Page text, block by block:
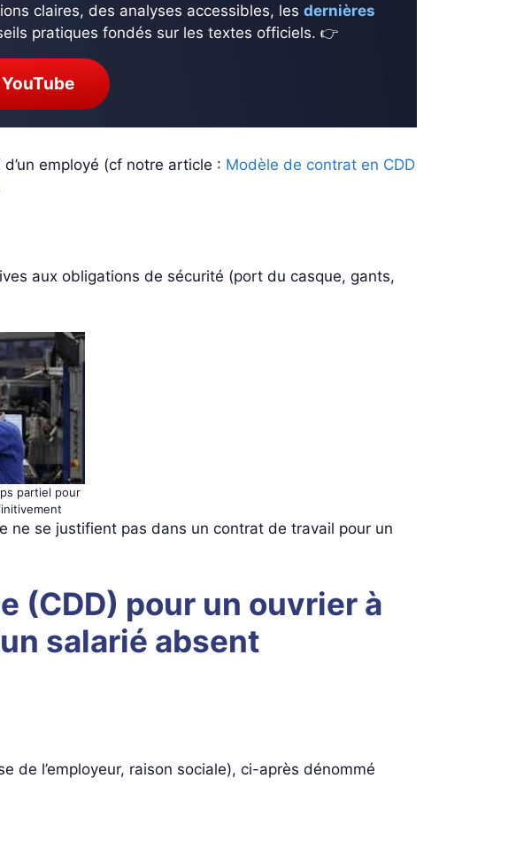
claires, des analyses accessibles, les dernières
pratiques fondés sur les textes officiels. 👉
employé (cf notre article : Modèle de contrat en CDD
aux obligations de sécurité (port du casque, gants,
partiel pour
ne se justifient pas dans un contrat de travail pour un
(CDD) pour un ouvrier à
salarié absent
de l’employeur, raison sociale), ci-après dénommé